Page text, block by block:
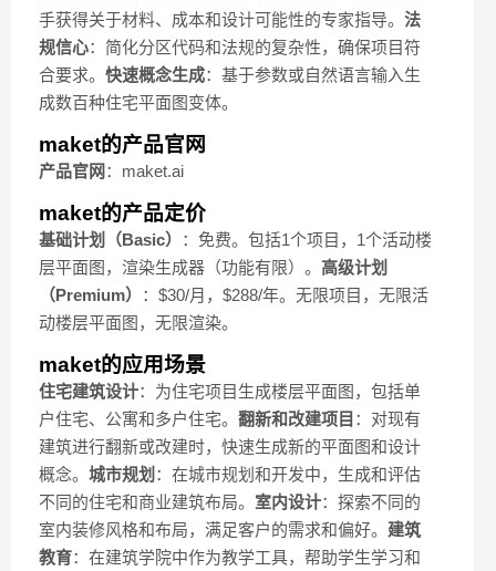
手获得关于材料、成本和设计可能性的专家指导。 法
规信心：简化分区代码和法规的复杂性，确保项目符
合要求。 快速概念生成：基于参数或自然语言输入生
成数百种住宅平面图变体。
maket的产品官网
产品官网 ：maket.ai
maket的产品定价
基础计划（Basic）
：免费。包括1个项目，1个活动楼
层平面图，渲染生成器（功能有限）。 高级计划
（Premium）
：$30/月，$288/年。无限项目，无限活
动楼层平面图，无限渲染。
maket的应用场景
住宅建筑设计：为住宅项目生成楼层平面图，包括单
户住宅、公寓和多户住宅。 翻新和改建项目 ：对现有
建筑进行翻新或改建时，快速生成新的平面图和设计
概念。 城市规划 ：在城市规划和开发中，生成和评估
不同的住宅和商业建筑布局。 室内设计：探索不同的
室内装修风格和布局，满足客户的需求和偏好。 建筑
教育：在建筑学院中作为教学工具，帮助学生学习和